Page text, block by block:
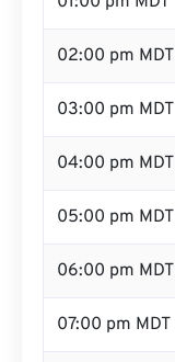
02:00 pm MDT
03:00 pm MDT
04:00 pm MDT
05:00 pm MDT
06:00 pm MDT
07:00 pm MDT